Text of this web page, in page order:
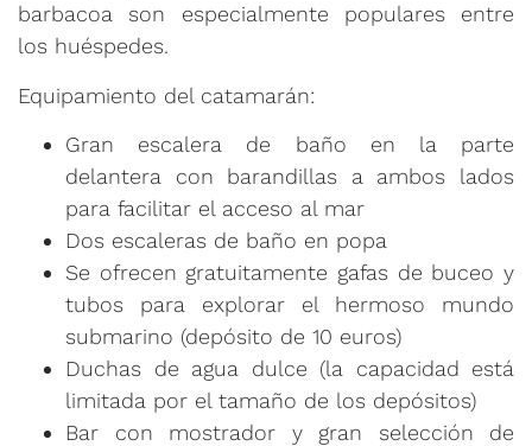
barbacoa son especialmente populares entre
los huéspedes.
Equipamiento del catamarán:
Gran escalera de baño en la parte
delantera con barandillas a ambos lados
para facilitar el acceso al mar
Dos escaleras de baño en popa
Se ofrecen gratuitamente gafas de buceo y
tubos para explorar el hermoso mundo
submarino (depósito de 10 euros)
Duchas de agua dulce (la capacidad está
limitada por el tamaño de los depósitos)
Bar con mostrador y gran selección de